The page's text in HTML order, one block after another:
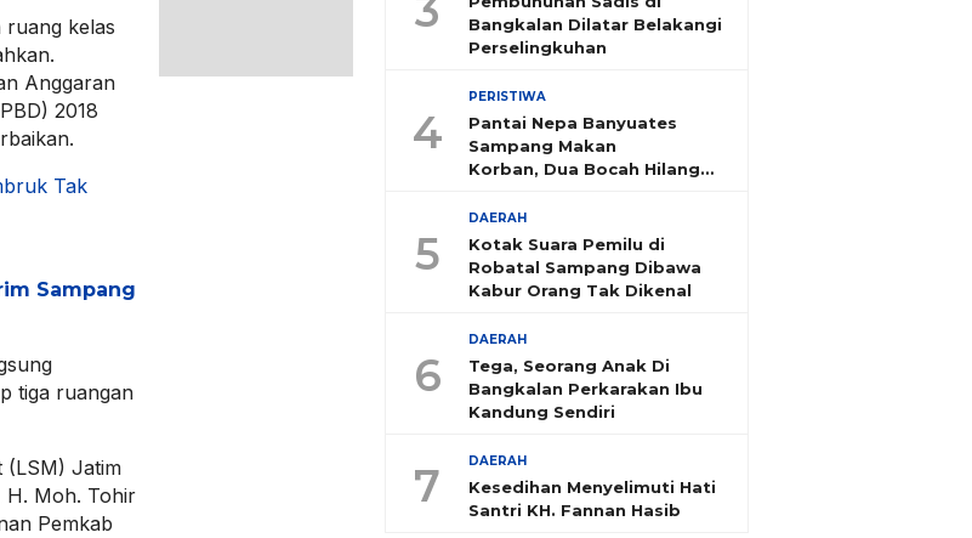
kelas
Anggaran
2018
Tak
Sampang
tiga ruangan
(LSM) Jatim
H. Moh. Tohir
Pemkab
3
Bangkalan Dilatar Belakangi
Perselingkuhan
4
PERISTIWA
Pantai Nepa Banyuates
Sampang Makan
Korban, Dua Bocah Hilang
5
DAERAH
Kotak Suara Pemilu di
Robatal Sampang Dibawa
Kabur Orang Tak Dikenal
6
DAERAH
Tega, Seorang Anak Di
Bangkalan Perkarakan Ibu
Kandung Sendiri
7 DAERAH
Kesedihan Menyelimuti Hati
Santri KH. Fannan Hasib